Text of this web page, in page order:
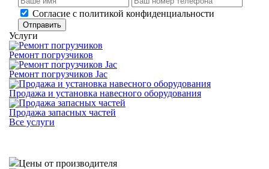
Cогласие с политикой конфиденциальности
Отправить
Услуги
Ремонт погрузчиков
Ремонт погрузчиков Jac
Продажа и установка навесного оборудования
Продажа запасных частей
Все услуги
Цены от производителя